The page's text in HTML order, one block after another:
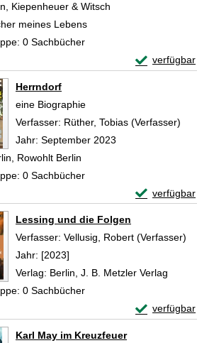
Kiepenheuer & Witsch
meines Lebens
0 Sachbücher
verfügbar
Exemplar-
Herrndorf
eine Biographie
Verfasser: Rüther, Tobias (Verfasser)
Jahr: September 2023
Rowohlt Berlin
0 Sachbücher
verfügbar
Exemplar-
Lessing und die Folgen
Verfasser: Vellusig, Robert (Verfasser)
Jahr: [2023]
Verlag: Berlin, J. B. Metzler Verlag
0 Sachbücher
verfügbar
Exemplar-
Karl May im Kreuzfeuer